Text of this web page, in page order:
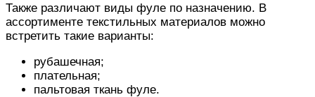
Также различают виды фуле по назначению. В
ассортименте текстильных материалов можно
встретить такие варианты:
рубашечная;
плательная;
пальтовая ткань фуле.